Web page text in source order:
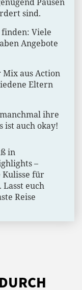
sind.
Viele
Angebote
aus Action
Eltern
ihre
ist auch okay!
in
–
für
euch
Reise